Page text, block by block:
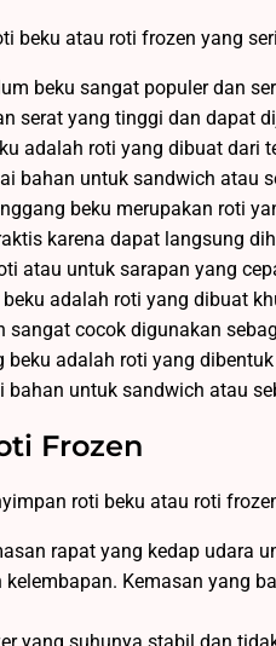
beku atau roti frozen yang
beku sangat populer dan
serat yang tinggi dan dapat
adalah roti yang dibuat dari
bahan untuk sandwich atau
beku merupakan roti
karena dapat langsung
atau untuk sarapan yang
beku adalah roti yang dibuat
sangat cocok digunakan
beku adalah roti yang
bahan untuk sandwich atau
Frozen
roti beku atau roti
rapat yang kedap udara
Kemasan yang